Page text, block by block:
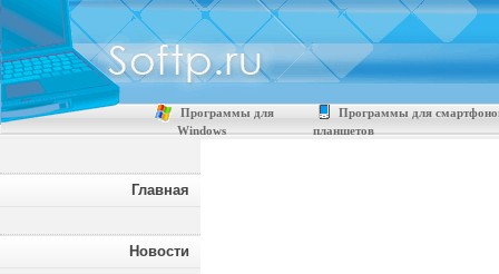
Программы для
Windows
Программы для
планшетов
Главная
Новости